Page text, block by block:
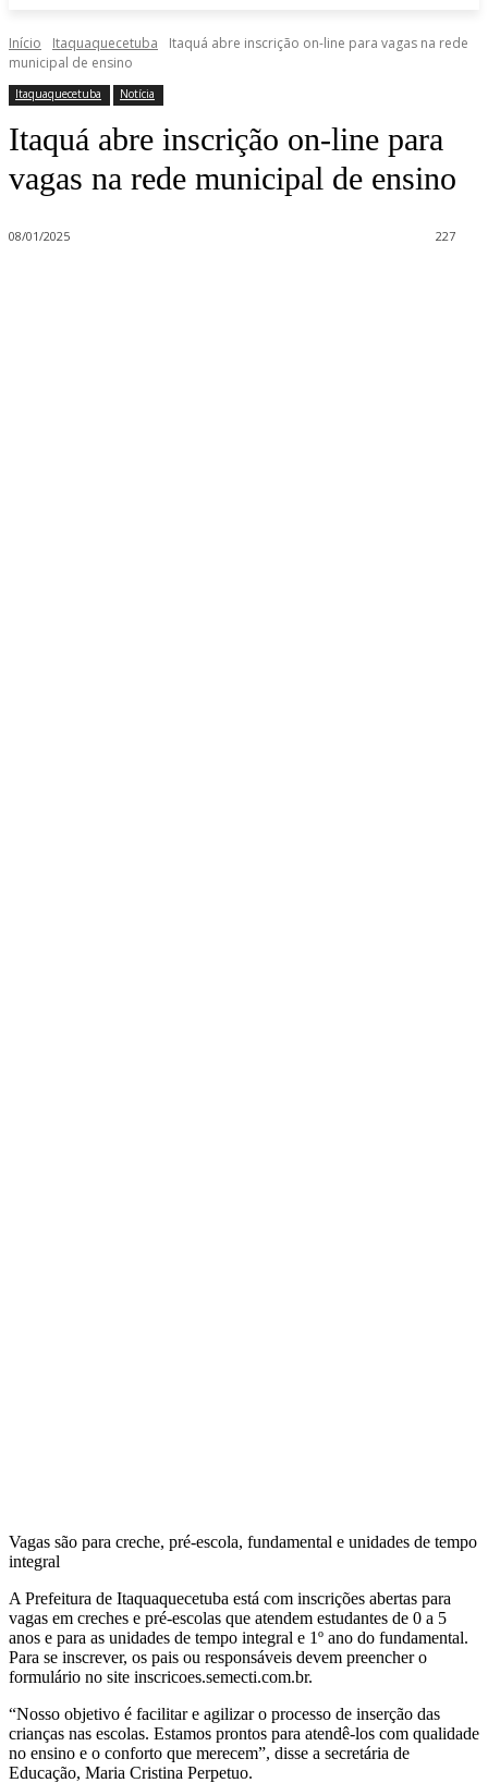
Início Itaquaquecetuba
Itaquá abre inscrição on-line para vagas na rede
municipal de ensino
Itaquaquecetuba Notícia
Itaquá abre inscrição on-line para
vagas na rede municipal de ensino
08/01/2025 227
Vagas são para creche, pré-escola, fundamental e unidades de tempo
integral
A Prefeitura de Itaquaquecetuba está com inscrições abertas para
vagas em creches e pré-escolas que atendem estudantes de 0 a 5
anos e para as unidades de tempo integral e 1º ano do fundamental.
Para se inscrever, os pais ou responsáveis devem preencher o
formulário no site inscricoes.semecti.com.br.
“Nosso objetivo é facilitar e agilizar o processo de inserção das
crianças nas escolas. Estamos prontos para atendê-los com qualidade
no ensino e o conforto que merecem”, disse a secretária de
Educação, Maria Cristina Perpetuo.